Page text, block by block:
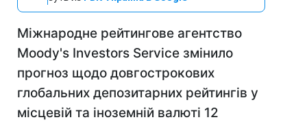
Міжнародне рейтингове агентство
Moody's Investors Service змінило
прогноз щодо довгострокових
глобальних депозитарних рейтингів у
місцевій та іноземній валюті 12